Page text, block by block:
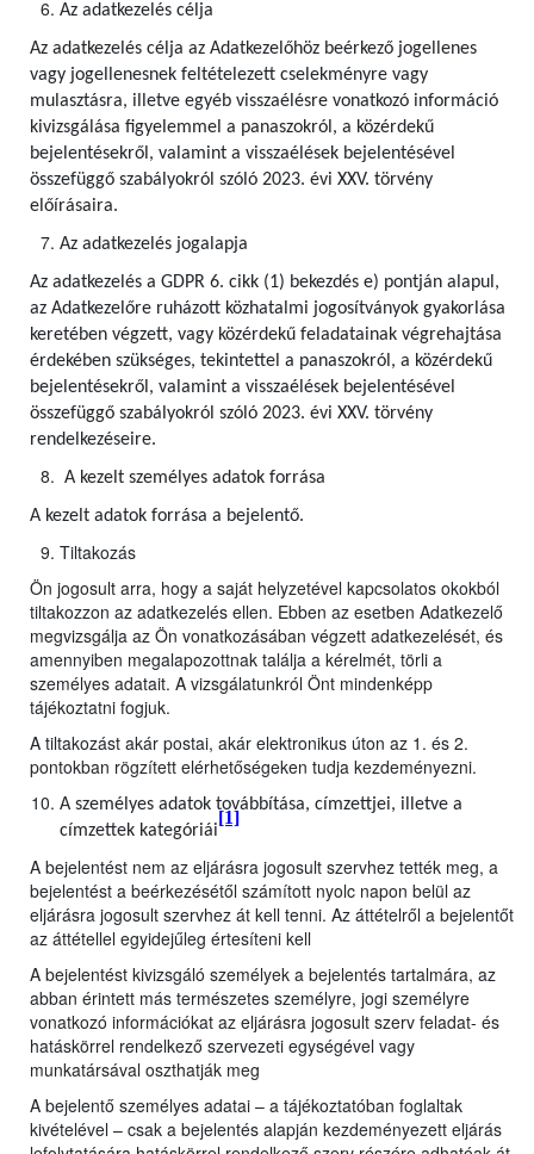
Az adatkezelés célja
Az adatkezelés célja az Adatkezelőhöz beérkező jogellenes
vagy jogellenesnek feltételezett cselekményre vagy
mulasztásra, illetve egyéb visszaélésre vonatkozó információ
kivizsgálása figyelemmel a panaszokról, a közérdekű
bejelentésekről, valamint a visszaélések bejelentésével
összefüggő szabályokról szóló 2023. évi XXV. törvény
előírásaira.
Az adatkezelés jogalapja
Az adatkezelés a GDPR 6. cikk (1) bekezdés e) pontján alapul,
az Adatkezelőre ruházott közhatalmi jogosítványok gyakorlása
keretében végzett, vagy közérdekű feladatainak végrehajtása
érdekében szükséges, tekintettel a panaszokról, a közérdekű
bejelentésekről, valamint a visszaélések bejelentésével
összefüggő szabályokról szóló 2023. évi XXV. törvény
rendelkezéseire.
A kezelt személyes adatok forrása
A kezelt adatok forrása a bejelentő.
Tiltakozás
Ön jogosult arra, hogy a saját helyzetével kapcsolatos okokból
tiltakozzon az adatkezelés ellen. Ebben az esetben Adatkezelő
megvizsgálja az Ön vonatkozásában végzett adatkezelését, és
amennyiben megalapozottnak találja a kérelmét, törli a
személyes adatait. A vizsgálatunkról Önt mindenképp
tájékoztatni fogjuk.
A tiltakozást akár postai, akár elektronikus úton az 1. és 2.
pontokban rögzített elérhetőségeken tudja kezdeményezni.
A személyes adatok továbbítása, címzettjei, illetve a
címzettek kategóriái
[1]
A bejelentést nem az eljárásra jogosult szervhez tették meg, a
bejelentést a beérkezésétől számított nyolc napon belül az
eljárásra jogosult szervhez át kell tenni. Az áttételről a bejelentőt
az áttétellel egyidejűleg értesíteni kell
A bejelentést kivizsgáló személyek a bejelentés tartalmára, az
abban érintett más természetes személyre, jogi személyre
vonatkozó információkat az eljárásra jogosult szerv feladat- és
hatáskörrel rendelkező szervezeti egységével vagy
munkatársával oszthatják meg
A bejelentő személyes adatai – a tájékoztatóban foglaltak
kivételével – csak a bejelentés alapján kezdeményezett eljárás